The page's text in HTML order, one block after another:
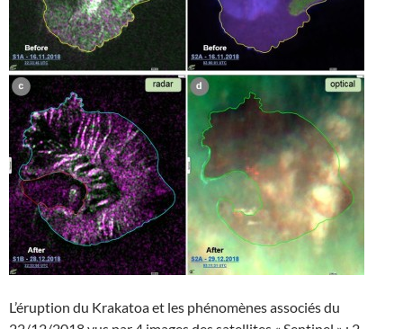
L’éruption du Krakatoa et les phénomènes associés du